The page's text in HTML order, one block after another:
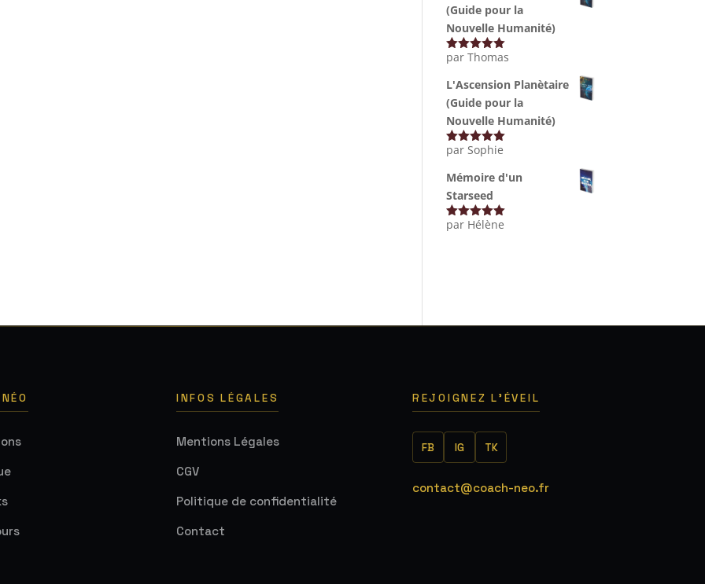
(Guide pour la
Nouvelle Humanité)
Note 5sur
par Thomas
L'Ascension Planètaire
(Guide pour la
Nouvelle Humanité)
Note5sur
par Sophie
Mémoire d'un
Starseed
Note5sur
par Hélène
INFOS LÉGALES
Mentions Légales
CGV
Politique de confidentialité
Contact
REJOIGNEZ L'ÉVEIL
FB IG TK
contact@coach-neo.fr